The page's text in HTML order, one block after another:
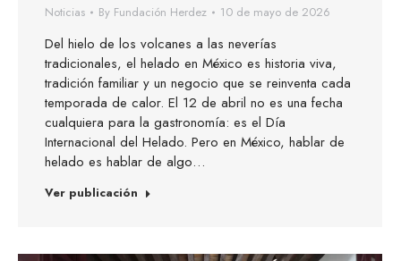
Noticias By Fundación Herdez 10 de mayo de 2026
Del hielo de los volcanes a las neverías
tradicionales, el helado en México es historia viva,
tradición familiar y un negocio que se reinventa cada
temporada de calor. El 12 de abril no es una fecha
cualquiera para la gastronomía: es el Día
Internacional del Helado. Pero en México, hablar de
helado es hablar de algo…
Ver publicación